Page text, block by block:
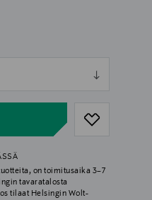
on toimitusaika 3–7
tavaratalosta
tilaat Helsingin Wolt-